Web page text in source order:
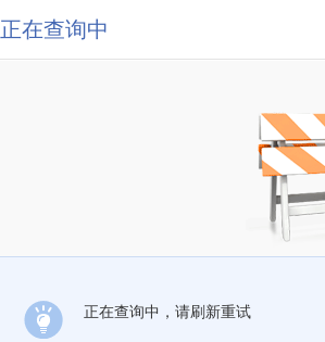
正在查询中
正在查询中，请刷新重试